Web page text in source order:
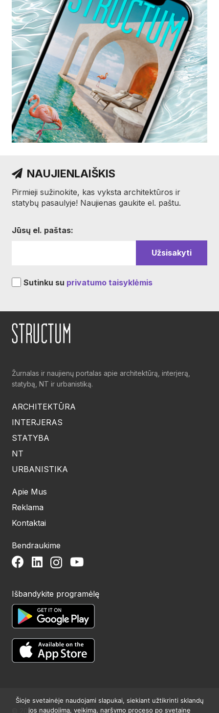
NAUJIENLAIŠKIS
Pirmieji sužinokite, kas vyksta architektūros ir
statybų pasaulyje! Naujienas gaukite el. paštu.
Jūsų el. paštas:
Sutinku su privatumo taisyklėmis
Žurnalas ir naujienų portalas apie architektūrą, interjerą,
statybą, NT ir urbanistiką.
ARCHITEKTŪRA
INTERJERAS
STATYBA
NT
URBANISTIKA
Apie Mus
Reklama
Kontaktai
Bendraukime
Išbandykite programėlę
© 2024 UAB Structum projektai. Visos teisės saugomos.
Šioje svetainėje naudojami slapukai, siekiant užtikrinti sklandų
jos naudojimą, veikimą, naršymo proceso po svetainę